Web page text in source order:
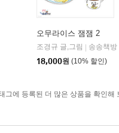
오무라이스 잼잼 2
조경규 글,그림
송송책방
18,000원 (10% 할인)
그에 등록된 더 많은 상품을 확인해